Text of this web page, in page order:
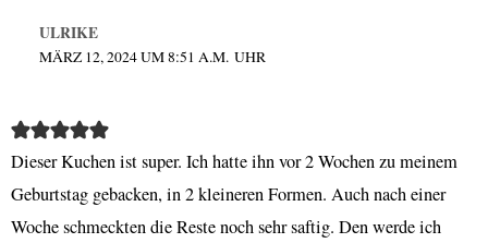
ULRIKE
MÄRZ 12, 2024 UM 8:51 A.M. UHR
Dieser Kuchen ist super. Ich hatte ihn vor 2 Wochen zu meinem
Geburtstag gebacken, in 2 kleineren Formen. Auch nach einer
Woche schmeckten die Reste noch sehr saftig. Den werde ich